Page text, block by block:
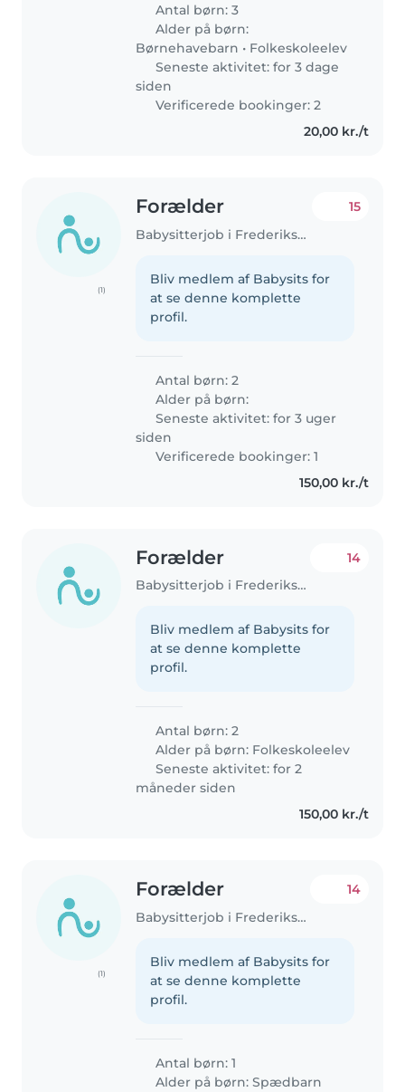
Antal børn: 3
Alder på børn:
Børnehavebarn • Folkeskoleelev
Seneste aktivitet: for 3 dage
siden
Verificerede bookinger: 2
20,00 kr./t
(1)
Forælder
Babysitterjob i Frederiksberg
15
Bliv medlem af Babysits for
at se denne komplette
profil.
Antal børn: 2
Alder på børn:
Seneste aktivitet: for 3 uger
siden
Verificerede bookinger: 1
150,00 kr./t
Forælder
Babysitterjob i Frederiksberg
14
Bliv medlem af Babysits for
at se denne komplette
profil.
Antal børn: 2
Alder på børn: Folkeskoleelev
Seneste aktivitet: for 2
måneder siden
150,00 kr./t
(1)
Forælder
Babysitterjob i Frederiksberg
14
Bliv medlem af Babysits for
at se denne komplette
profil.
Antal børn: 1
Alder på børn:Spædbarn